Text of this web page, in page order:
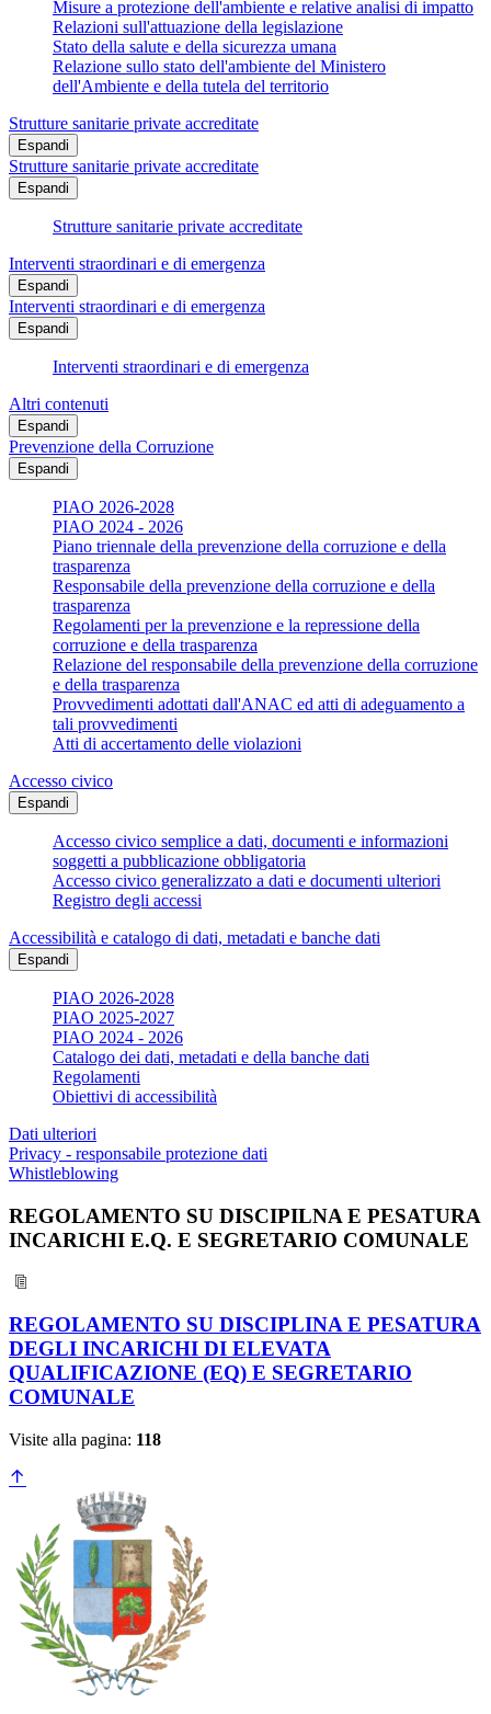
Misure a protezione dell'ambiente e relative analisi di impatto
Relazioni sull'attuazione della legislazione
Stato della salute e della sicurezza umana
Relazione sullo stato dell'ambiente del Ministero
dell'Ambiente e della tutela del territorio
Strutture sanitarie private accreditate
Espandi
Strutture sanitarie private accreditate
Espandi
Strutture sanitarie private accreditate
Interventi straordinari e di emergenza
Espandi
Interventi straordinari e di emergenza
Espandi
Interventi straordinari e di emergenza
Altri contenuti
Espandi
Prevenzione della Corruzione
Espandi
PIAO 2026-2028
PIAO 2024 - 2026
Piano triennale della prevenzione della corruzione e della
trasparenza
Responsabile della prevenzione della corruzione e della
trasparenza
Regolamenti per la prevenzione e la repressione della
corruzione e della trasparenza
Relazione del responsabile della prevenzione della corruzione
e della trasparenza
Provvedimenti adottati dall'ANAC ed atti di adeguamento a
tali provvedimenti
Atti di accertamento delle violazioni
Accesso civico
Espandi
Accesso civico semplice a dati, documenti e informazioni
soggetti a pubblicazione obbligatoria
Accesso civico generalizzato a dati e documenti ulteriori
Registro degli accessi
Accessibilità e catalogo di dati, metadati e banche dati
Espandi
PIAO 2026-2028
PIAO 2025-2027
PIAO 2024 - 2026
Catalogo dei dati, metadati e della banche dati
Regolamenti
Obiettivi di accessibilità
Dati ulteriori
Privacy - responsabile protezione dati
Whistleblowing
REGOLAMENTO SU DISCIPILNA E PESATURA
INCARICHI E.Q. E SEGRETARIO COMUNALE
REGOLAMENTO SU DISCIPLINA E PESATURA
DEGLI INCARICHI DI ELEVATA
QUALIFICAZIONE (EQ) E SEGRETARIO
COMUNALE
Visite alla pagina: 118